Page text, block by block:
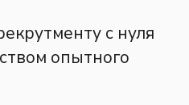
с нуля
опытного